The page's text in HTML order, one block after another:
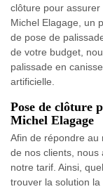
clôture pour
Michel Elagage, un
de pose de
de votre budget,
palissade en
artificielle.
Pose de clôture
Michel Elagage
Afin de répondre au
de nos clients, nous
notre tarif. Ainsi,
trouver la solution